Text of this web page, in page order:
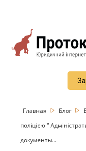
Главная Блог
поліцією "
документы...